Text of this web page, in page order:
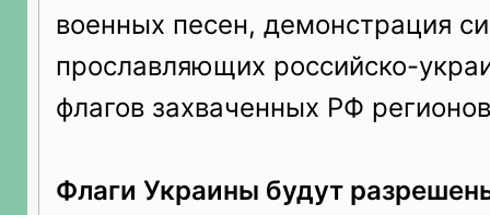
военных песен, демонстрация
прославляющих российско-
флагов захваченных РФ
Флаги Украины будут